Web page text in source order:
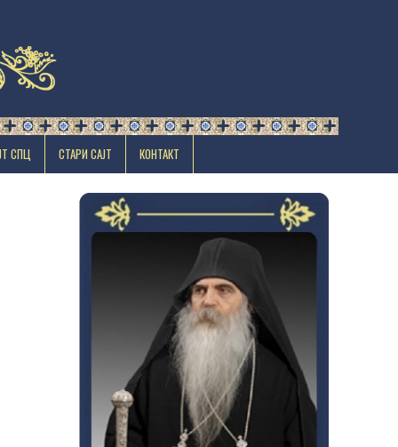
СПЦ СТАРИ САЈТ КОНТАКТ